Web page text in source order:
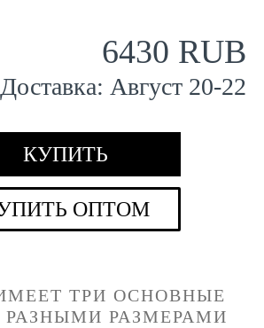
6430 RUB
Доставка: Август 20-22
КУПИТЬ
ОПТОМ
ТРИ ОСНОВНЫЕ
РАЗМЕРАМИ